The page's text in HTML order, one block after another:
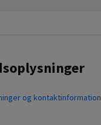
og kontaktinformation